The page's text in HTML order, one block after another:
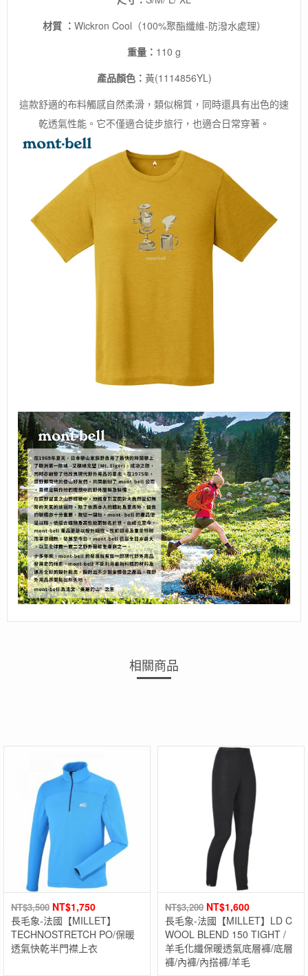
材質 ： Wickron Cool（100%聚酯纖維-防潑水處理）
重量： 110 g
產品顏色： 黃(1114856YL)
這款舒適的布料觸感自然柔滑，類似棉質，同時還具有出色的速
乾透氣性能。它不僅適合徒步旅行，也適合日常穿著。
相關商品
NT$3,500 NT$1,750
長毛象-法國【MILLET】
TECHNOSTRETCH PO/保暖
透氣快乾半門襟上衣
NT$3,200 NT$1,600
長毛象-法國【MILLET】LD C
WOOL BLEND 150 TIGHT /
羊毛化纖保暖透氣底層褲/底層
褲/內褲/內搭褲/羊毛